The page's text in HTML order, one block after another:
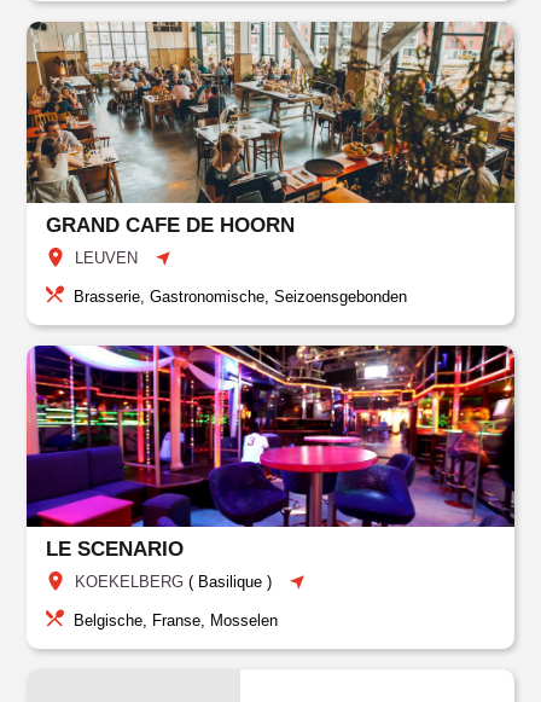
GRAND CAFE DE HOORN
LEUVEN
Brasserie, Gastronomische, Seizoensgebonden
LE SCENARIO
KOEKELBERG ( Basilique )
Belgische, Franse, Mosselen